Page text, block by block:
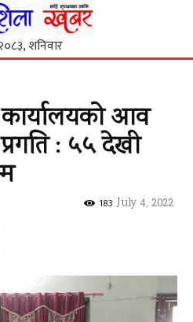
कार्यालयको आव
: ५५ देखी
July 4, 2022
183